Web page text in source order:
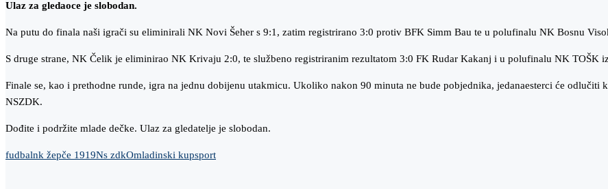
Ulaz za gledaoce je slobodan.
Na putu do finala naši igrači su eliminirali NK Novi Šeher s 9:1, zatim registrirano 3:0 protiv BFK Simm Bau te u polufinalu NK Bosnu
S druge strane, NK Čelik je eliminirao NK Krivaju 2:0, te službeno registriranim rezultatom 3:0 FK Rudar Kakanj i u polufinalu NK TOŠK
Finale se, kao i prethodne runde, igra na jednu dobijenu utakmicu. Ukoliko nakon 90 minuta ne bude pobjednika, jedanaesterci će
NSZDK.
Dođite i podržite mlade dečke. Ulaz za gledatelje je slobodan.
fudbalnk žepče 1919Ns zdkOmladinski kupsport